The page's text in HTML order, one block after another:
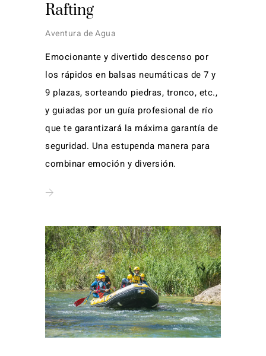
Rafting
Aventura de Agua
Emocionante y divertido descenso por
los rápidos en balsas neumáticas de 7 y
9 plazas, sorteando piedras, tronco, etc.,
y guiadas por un guía profesional de río
que te garantizará la máxima garantía de
seguridad. Una estupenda manera para
combinar emoción y diversión.